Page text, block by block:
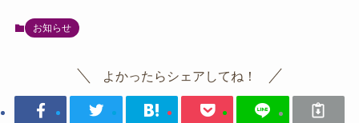
お知らせ
よかったらシェアしてね！